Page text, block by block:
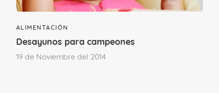
nuestras necesidades.
ALIMENTACIÓN
Desayunos para campeones
19 de Noviembre del 2014